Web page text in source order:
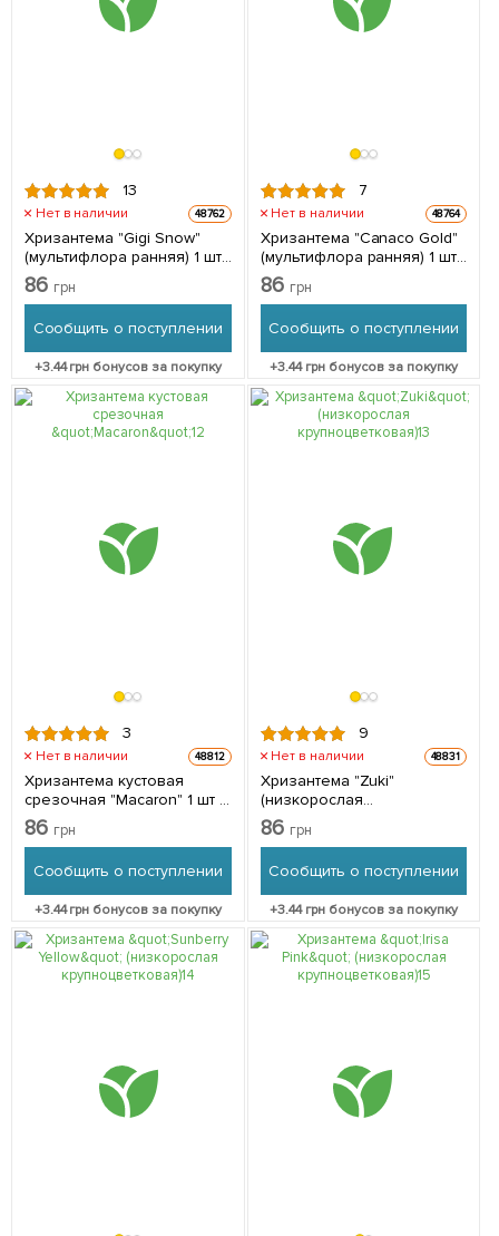
13
Нет в наличии 48762
Хризантема "Gigi Snow"
(мультифлора ранняя) 1 шт
в упаковке
86 грн
Сообщить о поступлении
+3.44грн бонусов за покупку
7
Нет в наличии 48764
Хризантема "Canaco Gold"
(мультифлора ранняя) 1 шт
в упаковке
86 грн
Сообщить о поступлении
+3.44грн бонусов за покупку
3
Нет в наличии 48812
Хризантема кустовая
срезочная "Macaron" 1 шт в
упаковке
86 грн
Сообщить о поступлении
+3.44грн бонусов за покупку
9
Нет в наличии 48831
Хризантема "Zuki"
(низкорослая
крупноцветковая) 1 шт в
упаковке
86 грн
Сообщить о поступлении
+3.44грн бонусов за покупку